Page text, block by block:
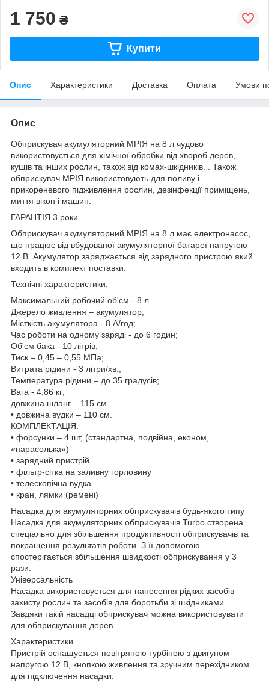
1 750 ₴
Купити
Опис Характеристики Доставка Оплата Умови
Опис
Обприскувач акумуляторний МРІЯ на 8 л чудово
використовується для хімічної обробки від хвороб дерев,
кущів та інших рослин, також від комах-шкідників. . Також
обприскувач МРІЯ використовують для поливу і
прикореневого підживлення рослин, дезінфекції приміщень,
миття вікон і машин.
ГАРАНТІЯ 3 роки
Обприскувач акумуляторний МРІЯ на 8 л має електронасос,
що працює від вбудованої акумуляторної батареї напругою
12 В. Акумулятор заряджається від зарядного пристрою який
входить в комплект поставки.
Технічні характеристики:
Максимальний робочий об'єм - 8 л
Джерело живлення – акумулятор;
Місткість акумулятора - 8 А/год;
Час роботи на одному заряді - до 6 годин;
Об'єм бака - 10 літрів;
Тиск – 0,45 – 0,55 МПа;
Витрата рідини - 3 літри/хв.;
Температура рідини – до 35 градусів;
Вага - 4.86 кг;
довжина шланг – 115 см.
• довжина вудки – 110 см.
КОМПЛЕКТАЦІЯ:
• форсунки – 4 шт, (стандартна, подвійна, економ,
«парасолька»)
• зарядний пристрій
• фільтр-сітка на заливну горловину
• телескопічна вудка
• кран, лямки (ремені)
Насадка для акумуляторних обприскувачів будь-якого типу
Насадка для акумуляторних обприскувачів Turbo створена
спеціально для збільшення продуктивності обприскувачів та
покращення результатів роботи. З її допомогою
спостерігається збільшення швидкості обприскування у 3
рази.
Універсальність
Насадка використовується для нанесення рідких засобів
захисту рослин та засобів для боротьби зі шкідниками.
Завдяки такій насадці обприскувач можна використовувати
для обприскування дерев.
Характеристики
Пристрій оснащується повітряною турбіною з двигуном
напругою 12 В, кнопкою живлення та зручним перехідником
для підключення насадки.